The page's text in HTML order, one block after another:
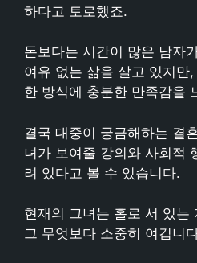
하다고 토로했죠.
돈보다는 시간이 많은 남자
여유 없는 삶을 살고 있지만
한 방식에 충분한 만족감을
결국 대중이 궁금해하는 결
녀가 보여줄 강의와 사회적
려 있다고 볼 수 있습니다.
현재의 그녀는 홀로 서 있는
그 무엇보다 소중히 여깁니